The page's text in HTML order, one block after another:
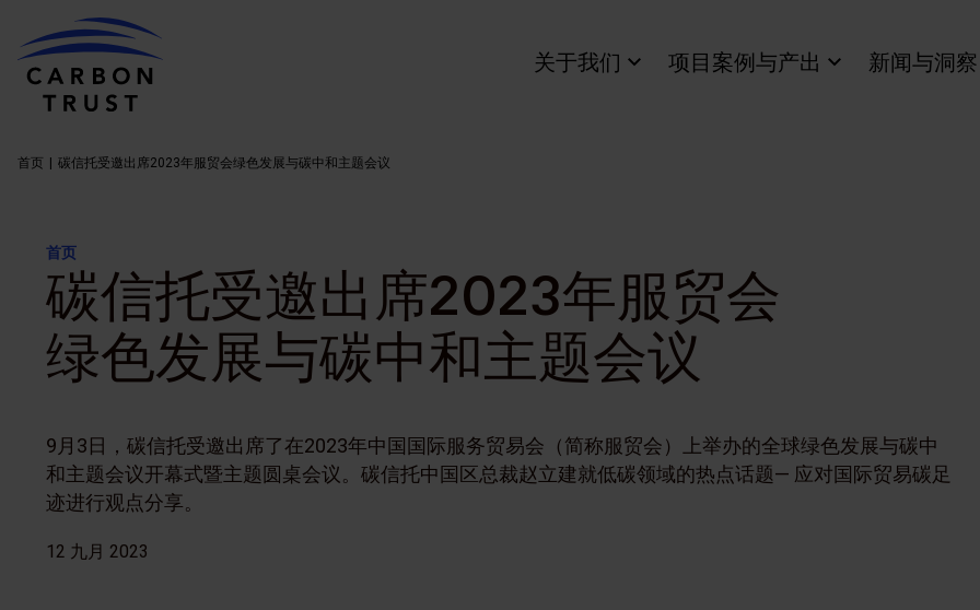
关于我们 项目案例与产出 新闻与洞察
首页 碳信托受邀出席2023年服贸会绿色发展与碳中和主题会议
首页
碳信托受邀出席2023年服贸会
绿色发展与碳中和主题会议
9月3日，碳信托受邀出席了在2023年中国国际服务贸易会（简称服贸会）上举办的全球绿色发展与碳中
和主题会议开幕式暨主题圆桌会议。碳信托中国区总裁赵立建就低碳领域的热点话题— 应对国际贸易碳足
迹进行观点分享。
12 九月 2023